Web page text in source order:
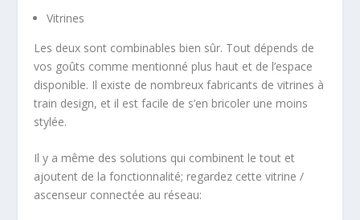
Vitrines
Les deux sont combinables bien sûr. Tout dépends de
vos goûts comme mentionné plus haut et de l’espace
disponible. Il existe de nombreux fabricants de vitrines à
train design, et il est facile de s’en bricoler une moins
stylée.
Il y a même des solutions qui combinent le tout et
ajoutent de la fonctionnalité; regardez cette vitrine /
ascenseur connectée au réseau: